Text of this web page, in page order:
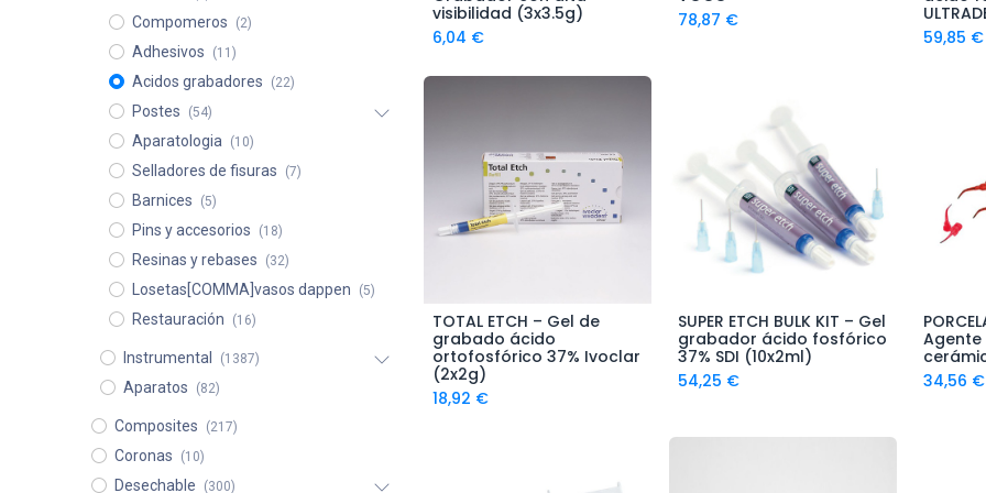
Compomeros (2)
Adhesivos (11)
Acidos grabadores (22)
Postes (54)
Aparatologia (10)
Selladores de fisuras (7)
Barnices (5)
Pins y accesorios (18)
Resinas y rebases (32)
Losetas[COMMA]vasos dappen (5)
Restauración (16)
Instrumental (1387)
Aparatos (82)
Composites (217)
Coronas (10)
Desechable (300)
visibilidad (3x3.5g)
6,04 €
78,87 €
59,85 €
Añadir al Carrito
TOTAL ETCH – Gel de
grabado ácido
ortofosfórico 37% Ivoclar
(2x2g)
18,92 €
Añadir al Carrito
SUPER ETCH BULK KIT – Gel
grabador ácido fosfórico
37% SDI (10x2ml)
54,25 €
34,56 €